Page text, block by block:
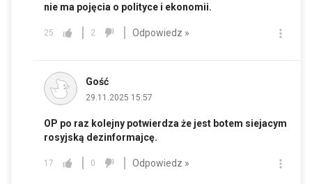
nie ma pojęcia o polityce i ekonomii.
25 2 Odpowiedz »
Gość
29.11.2025 15:57
OP po raz kolejny potwierdza że jest botem siejacym
rosyjską dezinformajcę.
17 0 Odpowiedz »